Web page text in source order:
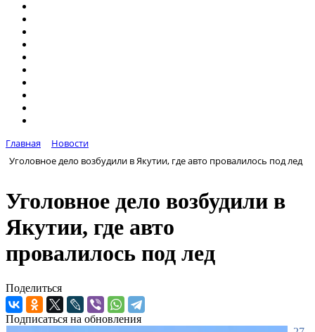
Главная
Новости
Уголовное дело возбудили в Якутии, где авто провалилось под лед
Уголовное дело возбудили в
Якутии, где авто
провалилось под лед
Поделиться
Подписаться на обновления